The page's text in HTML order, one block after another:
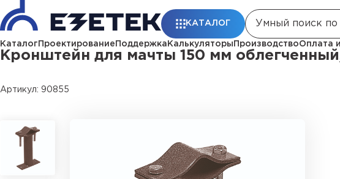
КАТАЛОГ
Каталог Проектирование Поддержка Калькуляторы ПроизводствоОплата
ГлавнаяКаталог МолниезащитаКронштейны, фундаменты, комплектующие
Кронштейн для мачты 150 мм
Артикул: 90855